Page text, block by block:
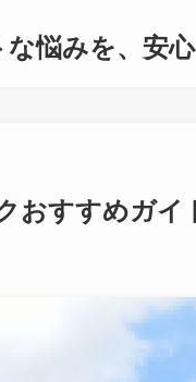
悩みを、安
おすすめガイ